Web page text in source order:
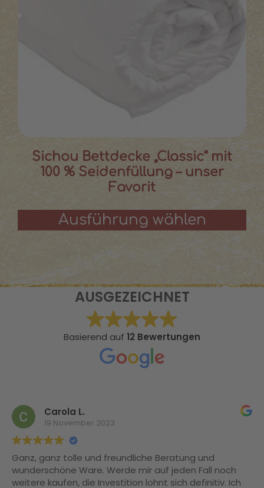
Sichou Bettdecke „Classic“ mit
100 % Seidenfüllung – unser
Favorit
Ausführung wählen
AUSGEZEICHNET
Basierend auf 12 Bewertungen
Carola L.
19 November 2023
Ganz, ganz tolle und freundliche Beratung und
wunderschöne Ware. Werde mir auf jeden Fall noch
weitere kaufen, die Investition lohnt sich definitiv. Ich